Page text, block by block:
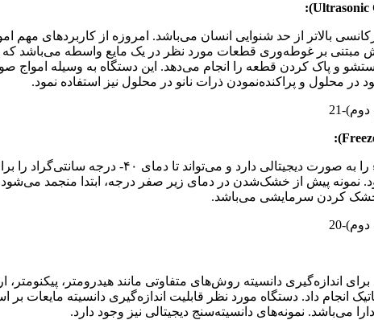
بالاتر از حد شنوایی انسان می‌باشد. امروزه از کاربردهای مهم
بر غوطه‌وری قطعات مورد نظر در یک مایع واسطه می‌باشد که
و پاک کردن قطعه را انجام می‌دهد. این دستگاه به وسیله امواج
محلول و پراکنده‌نمودن ذرات نانو در محلول نیز استفاده نمود.
این دستگاه قابلیت نمایش پارامترهای دما و
نمونه پیش از خشک‌شدن در دمای زیر صفر درجه، ابتدا منجمد
خشک کردن سرمایشی می‌باشد.
اندازه‌گیری دانسیته روش‌های متفاوتی مانند هیدرومتر،
انجام داد. دستگاه مورد نظر قابلیت اندازه‌گیری دانسیته
می‌باشد. نمونه‌های دانسیته‌سنج دیجیتالی نیز وجود دارد.